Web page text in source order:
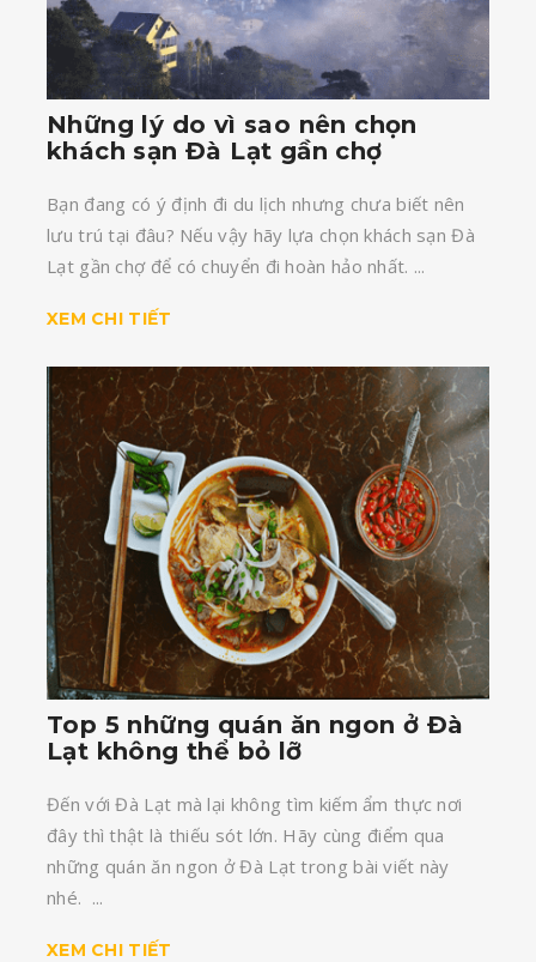
Những lý do vì sao nên chọn
khách sạn Đà Lạt gần chợ
Bạn đang có ý định đi du lịch nhưng chưa biết nên
lưu trú tại đâu? Nếu vậy hãy lựa chọn khách sạn Đà
Lạt gần chợ để có chuyển đi hoàn hảo nhất. ...
XEM CHI TIẾT
Top 5 những quán ăn ngon ở Đà
Lạt không thể bỏ lỡ
Đến với Đà Lạt mà lại không tìm kiếm ẩm thực nơi
đây thì thật là thiếu sót lớn. Hãy cùng điểm qua
những quán ăn ngon ở Đà Lạt trong bài viết này
nhé. ...
XEM CHI TIẾT